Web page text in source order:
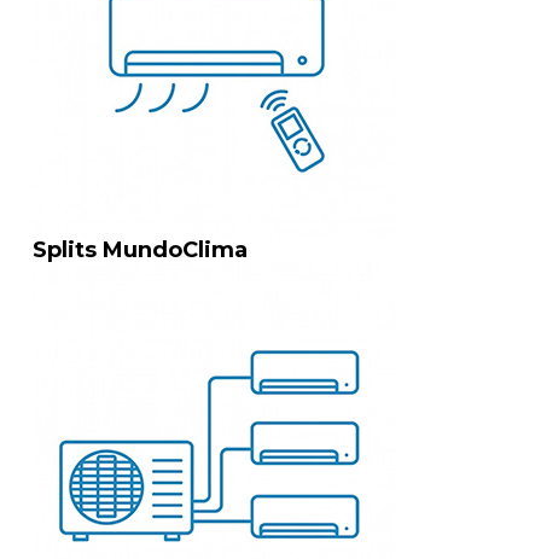
Splits MundoClima